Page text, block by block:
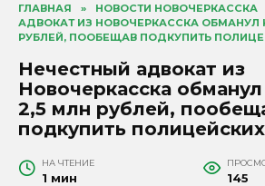
ГЛАВНАЯ » НОВОСТИ НОВОЧЕРКАССКА
АДВОКАТ ИЗ НОВОЧЕРКАССКА ОБМАНУЛ
РУБЛЕЙ, ПООБЕЩАВ ПОДКУПИТЬ
Нечестный адвокат из
Новочеркасска
2,5 млн рублей,
подкупить полицейских
НА ЧТЕНИЕ
1 мин 145